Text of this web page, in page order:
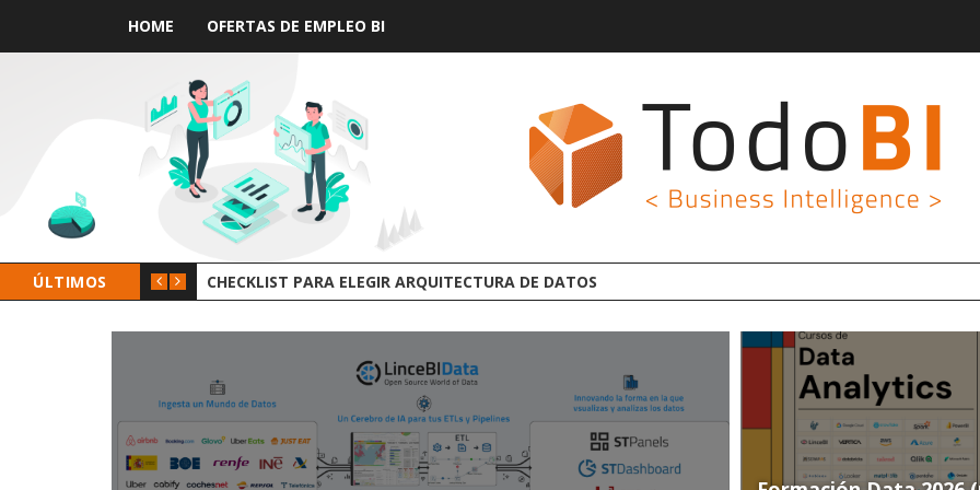
HOME OFERTAS DE EMPLEO BI
ÚLTIMOS GROOT AI LINCEBI: LA NUEVA PLATAFORMA ANALYTICS AI OPEN SOURCE